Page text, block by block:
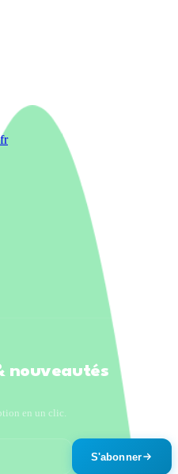
nouveautés
en un clic.
S'abonner